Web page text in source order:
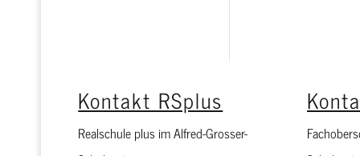
Kontakt RSplus
Realschule plus im Alfred-Grosser-